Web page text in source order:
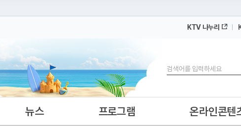
아래 URL에서 도메인 주소를 확인해 보세요
KTV 나누리
검색
뉴스 프로그램 온라인콘텐